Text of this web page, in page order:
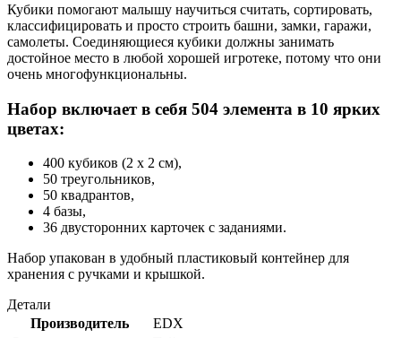
Кубики помогают малышу научиться считать, сортировать,
классифицировать и просто строить башни, замки, гаражи,
самолеты. Соединяющиеся кубики должны занимать
достойное место в любой хорошей игротеке, потому что они
очень многофункциональны.
Набор включает в себя 504 элемента в 10 ярких
цветах:
400 кубиков (2 х 2 см),
50 треугольников,
50 квадрантов,
4 базы,
36 двусторонних карточек с заданиями.
Набор упакован в удобный пластиковый контейнер для
хранения с ручками и крышкой.
Детали
Производитель
EDX